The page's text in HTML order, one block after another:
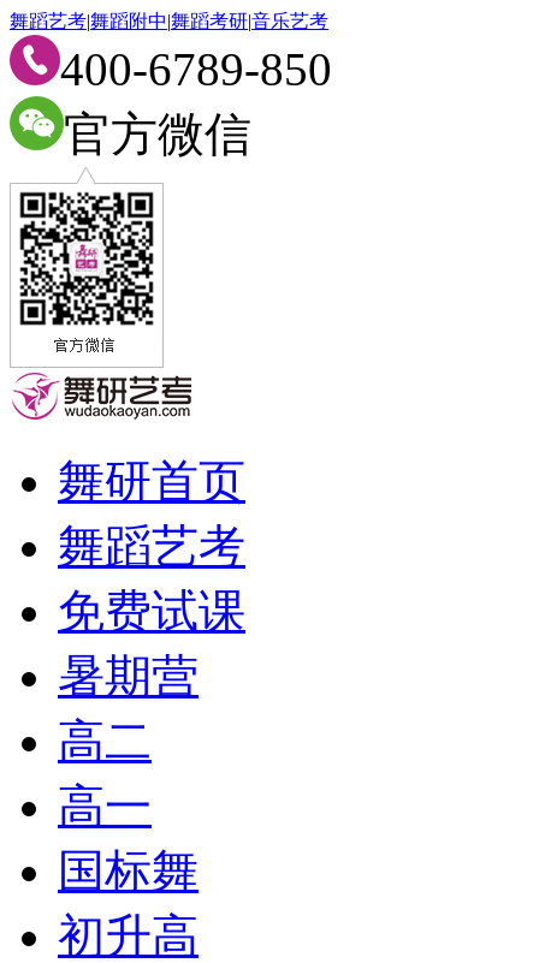
舞蹈艺考|舞蹈附中|舞蹈考研|音乐艺考
400-6789-850
官方微信
舞研首页
舞蹈艺考
免费试课
暑期营
高二
高一
国标舞
初升高